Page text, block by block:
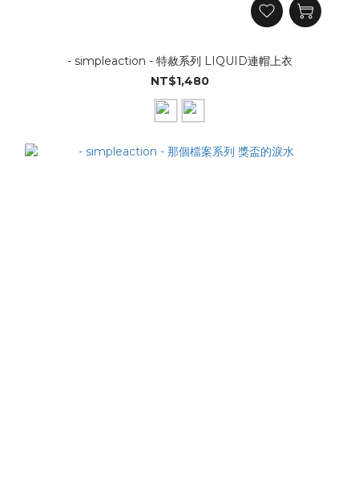
- simpleaction - 特赦系列 LIQUID連帽上衣
NT$1,480